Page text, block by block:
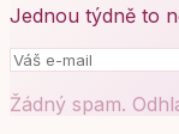
Jednou týdně to
Žádný spam.